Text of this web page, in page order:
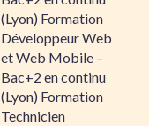
(Lyon) Formation
Développeur Web
et Web Mobile –
Bac+2 en continu
(Lyon) Formation
Technicien